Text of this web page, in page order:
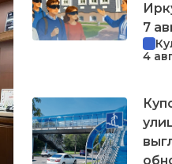
7
4